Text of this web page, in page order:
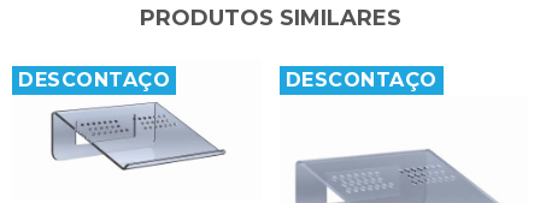
PRODUTOS SIMILARES
DESCONTAÇO DESCONTAÇO